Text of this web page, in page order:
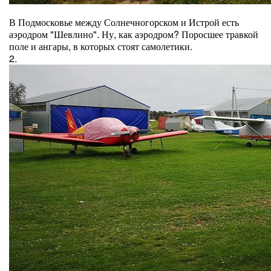
В Подмосковье между Солнечногорском и Истрой есть
аэродром "Шевлино". Ну, как аэродром? Поросшее травкой
поле и ангары, в которых стоят самолетики.
2.